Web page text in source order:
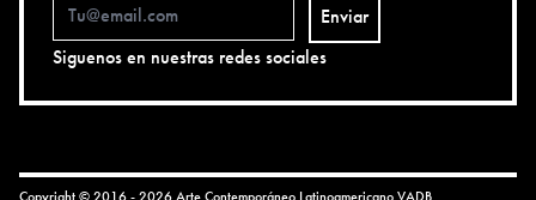
Enviar
Siguenos en nuestras redes sociales